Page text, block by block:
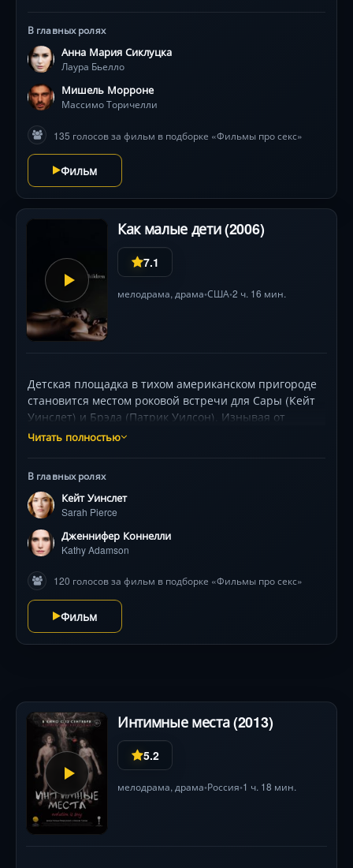
Сицилии, героиня погружается в опасный водоворот
страсти. Но исчезновения, тайны прошлого и
криминальные разборки грозят разрушить хрупкое
доверие. Микеле Морроне и Анна-Мария Секлюцкая
создают напряжённую химию в фильме, где каждый
В главных ролях
Анна Мария Сиклуцка
Лаура Бьелло
Мишель Морроне
Массимо Торичелли
135 голосов за фильм в подборке «Фильмы про секс»
Фильм
Как малые дети (2006)
7.1
мелодрама, драма•США•2 ч. 16 мин.
Детская площадка в тихом американском пригороде
становится местом роковой встречи для Сары (Кейт
Уинслет) и Брэда (Патрик Уилсон). Изнывая от
рутины браков — с мужем-порнозависимым и женой-
педофил (Джеки Эрл Хейли), и бывший полицейский
(Ноа Эммерих) начинает самосуд. Визуальные
метафоры — пустой бассейн, качающиеся качели —
подчёркивают хрупкость их мира. Фильм
балансирует между иронией и тревогой, исследуя,
расплачиваются за иллюзии. 398 символов
Читать полностью
В главных ролях
Кейт Уинслет
Sarah Pierce
Дженнифер Коннелли
Kathy Adamson
120 голосов за фильм в подборке «Фильмы про секс»
Фильм
Интимные места (2013)
5.2
мелодрама, драма•Россия•1 ч. 18 мин.